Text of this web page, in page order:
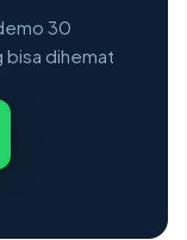
30
bisa dihemat